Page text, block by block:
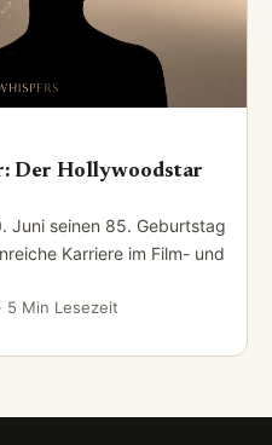
Der Hollywoodstar
Juni seinen 85. Geburtstag
Karriere im Film- und
· 5 Min Lesezeit